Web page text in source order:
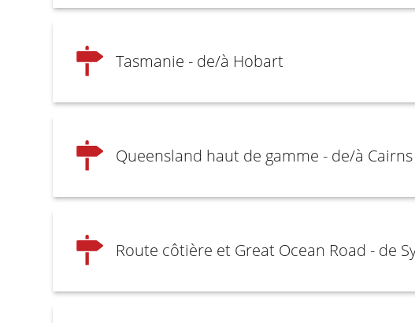
Tasmanie - de/à Hobart
Queensland haut de gamme - de/à Cairns
Route côtière et Great Ocean Road - de